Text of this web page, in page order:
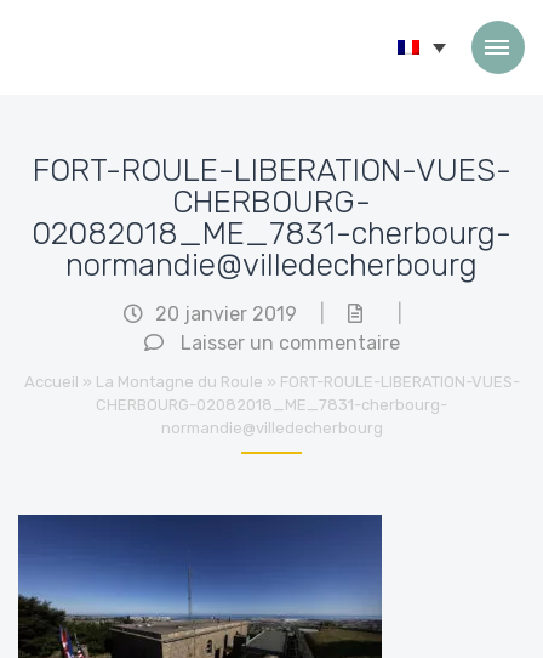
FORT-ROULE-LIBERATION-VUES-
CHERBOURG-
02082018_ME_7831-cherbourg-
normandie@villedecherbourg
20 janvier 2019
Laisser un commentaire
Accueil » La Montagne du Roule » FORT-ROULE-LIBERATION-VUES-
CHERBOURG-02082018_ME_7831-cherbourg-
normandie@villedecherbourg